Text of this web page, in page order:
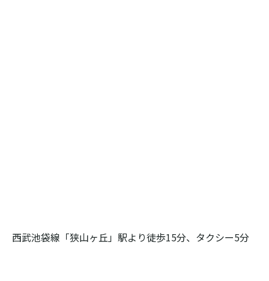
西武池袋線「狭山ヶ丘」駅より徒歩15分、タクシー5分